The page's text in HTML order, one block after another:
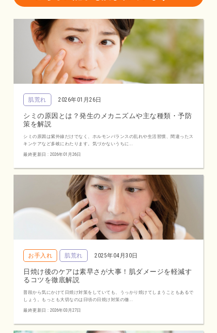
肌荒れ 2026年01月26日
シミの原因とは？発生のメカニズムや主な種類・予防
策を解説
シミの原因は紫外線だけでなく、ホルモンバランスの乱れや生活習慣、間違ったス
キンケアなど多岐にわたります。気づかないうちに...
最終更新日 : 2026年01月26日
お手入れ 肌荒れ 2025年04月30日
日焼け後のケアは素早さが大事！肌ダメージを軽減す
るコツを徹底解説
普段から気にかけて日焼け対策をしていても、うっかり焼けてしまうこともあるで
しょう。もっとも大切なのは日頃の日焼け対策の徹...
最終更新日 : 2026年03月27日